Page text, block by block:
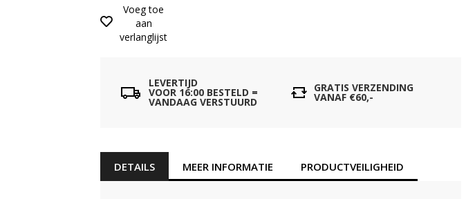
Voeg toe
aan
verlanglijst
LEVERTIJD
VOOR 16:00 BESTELD =
VANDAAG VERSTUURD
GRATIS VERZENDING
VANAF €60,-
DETAILS MEER INFORMATIE PRODUCTVEILIGHEID